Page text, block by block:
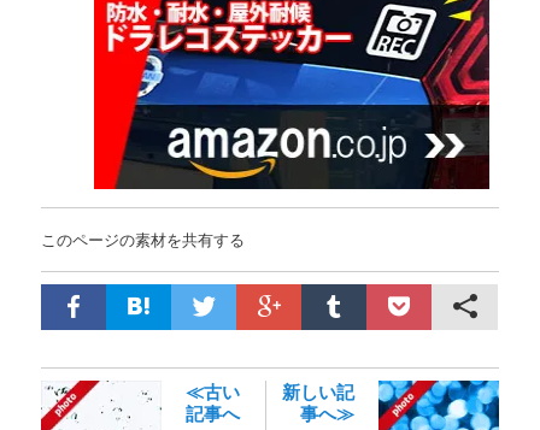
このページの素材を共有する
≪古い
記事へ
新しい記
事へ≫